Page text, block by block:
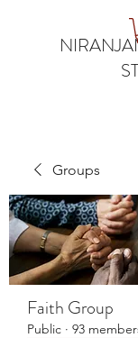
Groups
Faith Group
Public · 93